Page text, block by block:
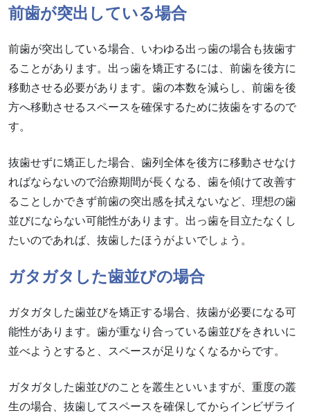
前歯が突出している場合
前歯が突出している場合、いわゆる出っ歯の場合も抜歯す
ることがあります。出っ歯を矯正するには、前歯を後方に
移動させる必要があります。歯の本数を減らし、前歯を後
方へ移動させるスペースを確保するために抜歯をするので
す。
抜歯せずに矯正した場合、歯列全体を後方に移動させなけ
ればならないので治療期間が長くなる、歯を傾けて改善す
ることしかできず前歯の突出感を拭えないなど、理想の歯
並びにならない可能性があります。出っ歯を目立たなくし
たいのであれば、抜歯したほうがよいでしょう。
ガタガタした歯並びの場合
ガタガタした歯並びを矯正する場合、抜歯が必要になる可
能性があります。歯が重なり合っている歯並びをきれいに
並べようとすると、スペースが足りなくなるからです。
ガタガタした歯並びのことを叢生といいますが、重度の叢
生の場合、抜歯してスペースを確保してからインビザライ